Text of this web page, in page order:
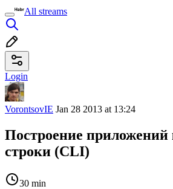
All streams
Login
VorontsovIE Jan 28 2013 at 13:24
Построение приложений
строки (CLI)
30 min